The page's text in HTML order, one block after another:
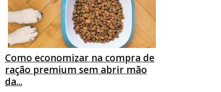
Como economizar na compra de
ração premium sem abrir mão
da...